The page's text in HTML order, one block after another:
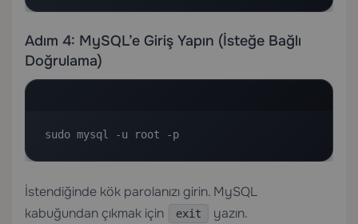
Adım 4: MySQL’e Giriş Yapın (İsteğe Bağlı
Doğrulama)
sudo mysql -u root -p
İstendiğinde kök parolanızı girin. MySQL
kabuğundan çıkmak için
exit yazın.